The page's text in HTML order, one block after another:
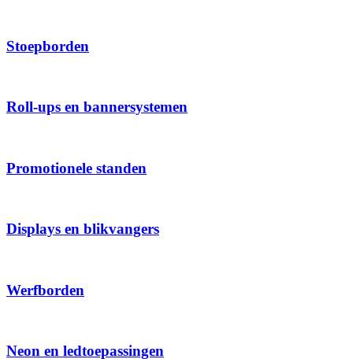
Stoepborden
Roll-ups en bannersystemen
Promotionele standen
Displays en blikvangers
Werfborden
Neon en ledtoepassingen